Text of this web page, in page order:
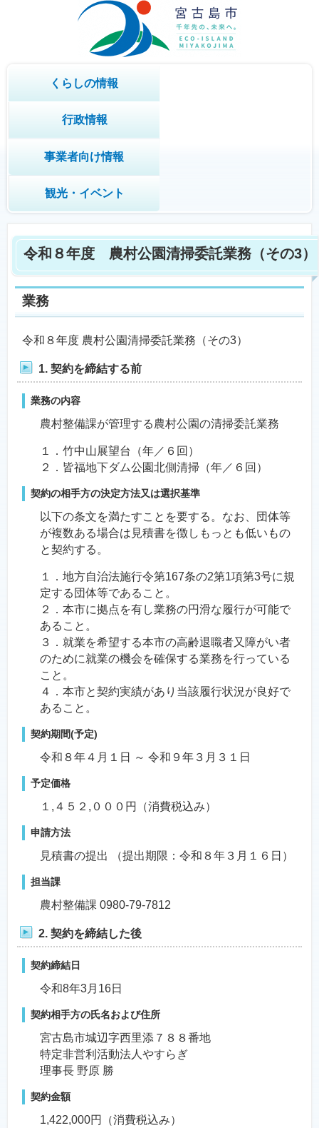
くらしの情報
行政情報
事業者向け情報
観光・イベント
令和８年度 農村公園清掃委託業務（その3）
業務
令和８年度 農村公園清掃委託業務（その3）
1. 契約を締結する前
業務の内容
農村整備課が管理する農村公園の清掃委託業務
１．竹中山展望台（年／６回）
２．皆福地下ダム公園北側清掃（年／６回）
契約の相手方の決定方法又は選択基準
以下の条文を満たすことを要する。なお、団体等
が複数ある場合は見積書を徴しもっとも低いもの
と契約する。
１．地方自治法施行令第167条の2第1項第3号に規
定する団体等であること。
２．本市に拠点を有し業務の円滑な履行が可能で
あること。
３．就業を希望する本市の高齢退職者又障がい者
のために就業の機会を確保する業務を行っている
こと。
４．本市と契約実績があり当該履行状況が良好で
あること。
契約期間(予定)
令和８年４月１日 ～ 令和９年３月３１日
予定価格
１,４５２,０００円（消費税込み）
申請方法
見積書の提出 （提出期限：令和８年３月１６日）
担当課
農村整備課 0980-79-7812
2. 契約を締結した後
契約締結日
令和8年3月16日
契約相手方の氏名および住所
宮古島市城辺字西里添７８８番地
特定非営利活動法人やすらぎ
理事長 野原 勝
契約金額
1,422,000円（消費税込み）